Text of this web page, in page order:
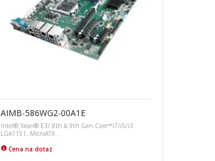
AIMB-586WG2-00A1E
Intel® Xeon® E3/ 8th & 9th Gen Core™i7/i5/i3
LGA1151, MicroATX…
Cena na dotaz